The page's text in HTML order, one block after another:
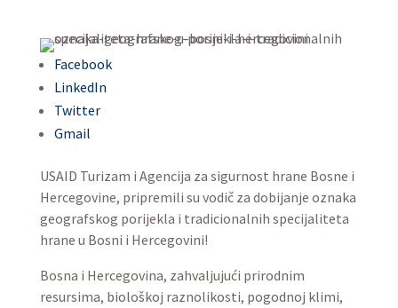
Facebook
LinkedIn
Twitter
Gmail
USAID Turizam i Agencija za sigurnost hrane Bosne i
Hercegovine, pripremili su vodič za dobijanje oznaka
geografskog porijekla i tradicionalnih specijaliteta
hrane u Bosni i Hercegovini!
Bosna i Hercegovina, zahvaljujući prirodnim
resursima, biološkoj raznolikosti, pogodnoj klimi,